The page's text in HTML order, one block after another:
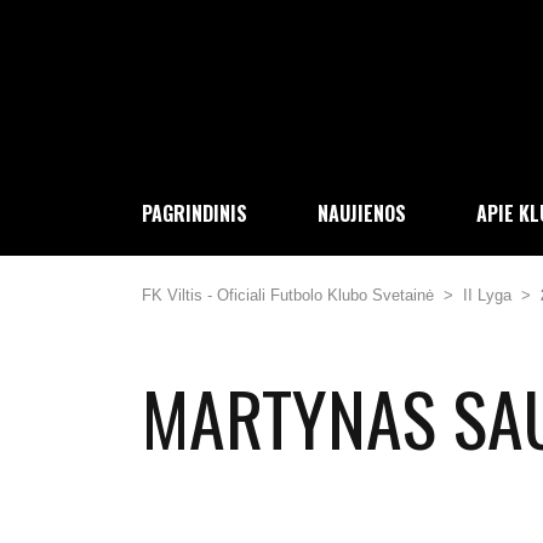
PAGRINDINIS NAUJIENOS APIE
FK Viltis - Oficiali Futbolo Klubo Svetainė > II Lyga >
MARTYNAS